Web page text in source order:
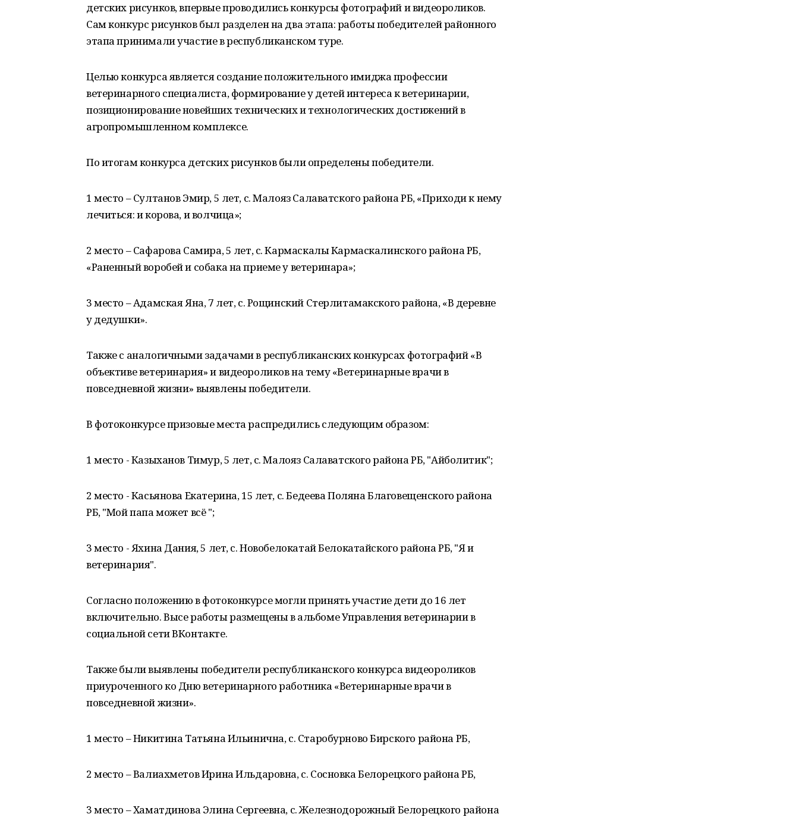
детских рисунков, впервые проводились конкурсы фотографий и видеороликов.
Сам конкурс рисунков был разделен на два этапа: работы победителей районного
этапа принимали участие в республиканском туре.
Целью конкурса является создание положительного имиджа профессии
ветеринарного специалиста, формирование у детей интереса к ветеринарии,
позиционирование новейших технических и технологических достижений в
агропромышленном комплексе.
По итогам конкурса детских рисунков были определены победители.
1 место – Султанов Эмир, 5 лет, с. Малояз Салаватского района РБ, «Приходи к нему
лечиться: и корова, и волчица»;
2 место – Сафарова Самира, 5 лет, с. Кармаскалы Кармаскалинского района РБ,
«Раненный воробей и собака на приеме у ветеринара»;
3 место – Адамская Яна, 7 лет, с. Рощинский Стерлитамакского района, «В деревне
у дедушки».
Также с аналогичными задачами в республиканских конкурсах фотографий «В
объективе ветеринария» и видеороликов на тему «Ветеринарные врачи в
повседневной жизни» выявлены победители.
В фотоконкурсе призовые места распредились следующим образом:
1 место - Казыханов Тимур, 5 лет, с. Малояз Салаватского района РБ, "Айболитик";
2 место - Касьянова Екатерина, 15 лет, с. Бедеева Поляна Благовещенского района
РБ, "Мой папа может всё ";
3 место - Яхина Дания, 5 лет, с. Новобелокатай Белокатайского района РБ, "Я и
ветеринария".
Согласно положению в фотоконкурсе могли принять участие дети до 16 лет
включительно. Высе работы размещены в альбоме Управления ветеринарии в
социальной сети ВКонтакте.
Также были выявлены победители республиканского конкурса видеороликов
приуроченного ко Дню ветеринарного работника «Ветеринарные врачи в
повседневной жизни».
1 место – Никитина Татьяна Ильинична, с. Старобурново Бирского района РБ,
2 место – Валиахметов Ирина Ильдаровна, с. Сосновка Белорецкого района РБ,
3 место – Хаматдинова Элина Сергеевна, с. Железнодорожный Белорецкого района